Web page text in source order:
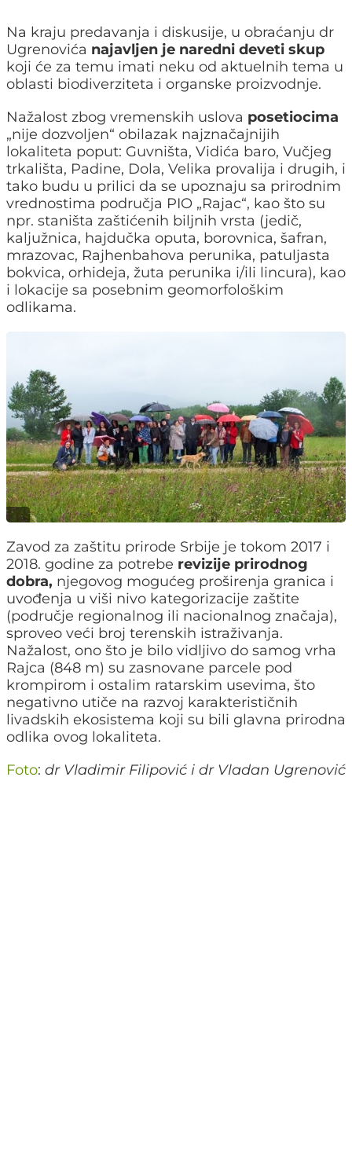
Na kraju predavanja i diskusije, u obraćanju dr
Ugrenovića najavljen je naredni deveti skup
koji će za temu imati neku od aktuelnih tema u
oblasti biodiverziteta i organske proizvodnje.
Nažalost zbog vremenskih uslova posetiocima
„nije dozvoljen“ obilazak najznačajnijih
lokaliteta poput: Guvništa, Vidića baro, Vučjeg
trkališta, Padine, Dola, Velika provalija i drugih, i
tako budu u prilici da se upoznaju sa prirodnim
vrednostima područja PIO „Rajac“, kao što su
npr. staništa zaštićenih biljnih vrsta (jedič,
kaljužnica, hajdučka oputa, borovnica, šafran,
mrazovac, Rajhenbahova perunika, patuljasta
bokvica, orhideja, žuta perunika i/ili lincura), kao
i lokacije sa posebnim geomorfološkim
odlikama.
Zavod za zaštitu prirode Srbije je tokom 2017 i
2018. godine za potrebe revizije prirodnog
dobra, njegovog mogućeg proširenja granica i
uvođenja u viši nivo kategorizacije zaštite
(područje regionalnog ili nacionalnog značaja),
sproveo veći broj terenskih istraživanja.
Nažalost, ono što je bilo vidljivo do samog vrha
Rajca (848 m) su zasnovane parcele pod
krompirom i ostalim ratarskim usevima, što
negativno utiče na razvoj karakterističnih
livadskih ekosistema koji su bili glavna prirodna
odlika ovog lokaliteta.
Foto: dr Vladimir Filipović i dr Vladan Ugrenović